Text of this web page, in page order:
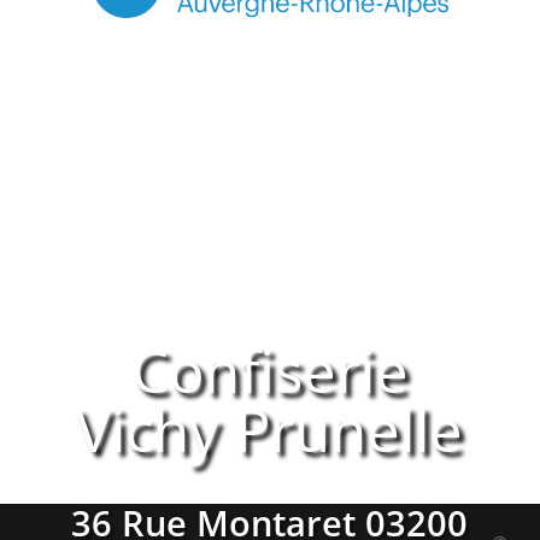
Confiserie
Vichy Prunelle
36 Rue Montaret 03200